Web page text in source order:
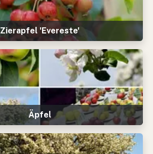
Zierapfel 'Evereste'
Äpfel